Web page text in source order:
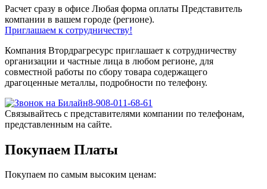
Расчет сразу в офисе Любая форма оплаты Представитель
компании в вашем городе (регионе).
Приглашаем к сотрудничеству!
Компания Втордрагресурс приглашает к сотрудничеству
организации и частные лица в любом регионе, для
совместной работы по сбору товара содержащего
драгоценные металлы, подробности по телефону.
8-908-011-68-61
Связывайтесь с представителями компании по телефонам,
представленным на сайте.
Покупаем Платы
Покупаем по самым высоким ценам: